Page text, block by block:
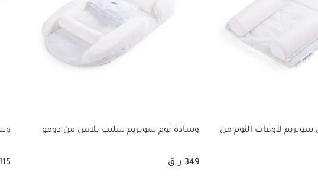
لأوقات النوم من وسادة نوم سوبريم سليب بلاس من دومو
349 ر.ق 115 ر.ق